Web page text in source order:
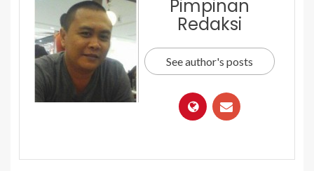
Pimpinan
Redaksi
See author's posts